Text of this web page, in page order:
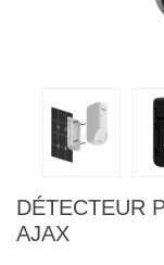
DÉTECTEUR
AJAX